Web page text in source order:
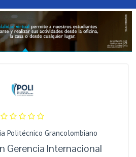
Politécnico Grancolombiano
Gerencia Internacional